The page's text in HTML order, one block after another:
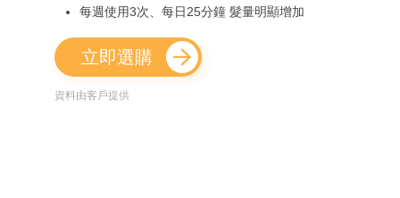
每週使用3次、每日25分鐘 髮量明顯增加
立即選購
資料由客戶提供